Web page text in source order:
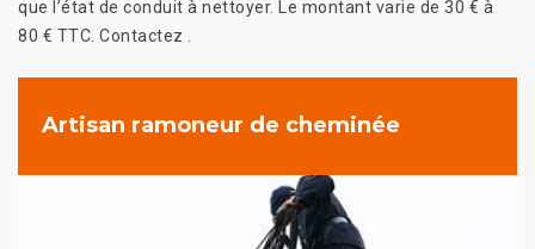
que l’état de conduit à nettoyer. Le montant varie de 30 € à
80 € TTC. Contactez .
Artisan ramoneur de cheminée